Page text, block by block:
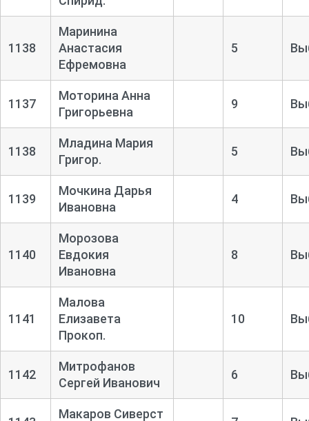
1138
Маринина
Анастасия
Ефремовна
5
1137
Моторина Анна
Григорьевна
9
1138
Младина Мария
Григор.
5
1139
Мочкина Дарья
Ивановна
4
1140
Морозова
Евдокия
Ивановна
8
1141
Малова
Елизавета
Прокоп.
10
1142
Митрофанов
Сергей Иванович
6
Макаров Сиверст